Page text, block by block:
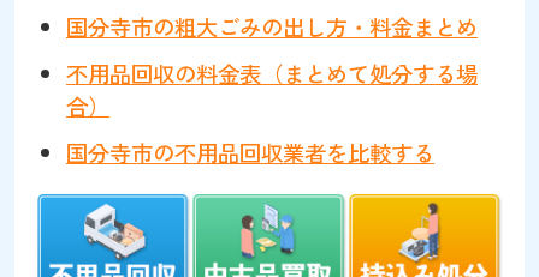
国分寺市の粗大ごみの出し方・料金まとめ
不用品回収の料金表（まとめて処分する場
合）
国分寺市の不用品回収業者を比較する